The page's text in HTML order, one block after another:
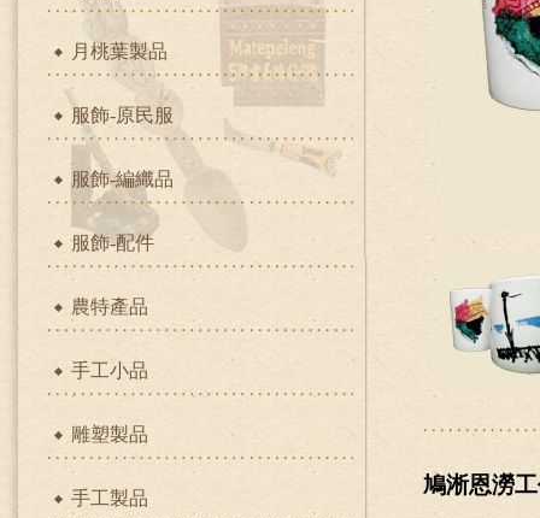
月桃葉製品
服飾-原民服
服飾-編織品
服飾-配件
農特產品
手工小品
雕塑製品
手工製品
鳩淅恩澇